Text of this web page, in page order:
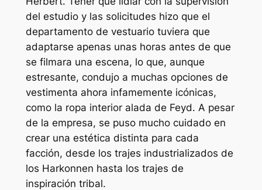
del estudio y las solicitudes hizo que el
departamento de vestuario tuviera que
adaptarse apenas unas horas antes de que
se filmara una escena, lo que, aunque
estresante, condujo a muchas opciones de
vestimenta ahora infamemente icónicas,
como la ropa interior alada de Feyd. A pesar
de la empresa, se puso mucho cuidado en
crear una estética distinta para cada
facción, desde los trajes industrializados de
los Harkonnen hasta los trajes de
inspiración tribal.